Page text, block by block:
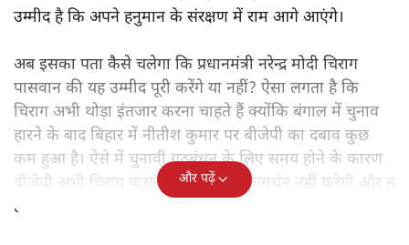
उम्मीद है कि अपने हनुमान के संरक्षण में राम आगे आएंगे।
अब इसका पता कैसे चलेगा कि प्रधानमंत्री नरेन्द्र मोदी चिराग
पासवान की यह उम्मीद पूरी करेंगे या नहीं? ऐसा लगता है कि
चिराग अभी थोड़ा इंतजार करना चाहते हैं क्योंकि बंगाल में चुनाव
हारने के बाद बिहार में नीतीश कुमार पर बीजेपी का दबाव कुछ
कम हुआ है। ऐसे में चुनावी गठबंधन के लिए समय होने के कारण
बीजेपी अभी चिराग पासवान का खुलकर समर्थन नहीं करेगी और न
ही उनके लिए गुंजाइश को बंद करेगी।
और पढ़ें